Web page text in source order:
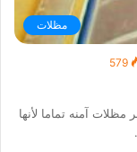
مظلات
579
آمنه تماما لأنها